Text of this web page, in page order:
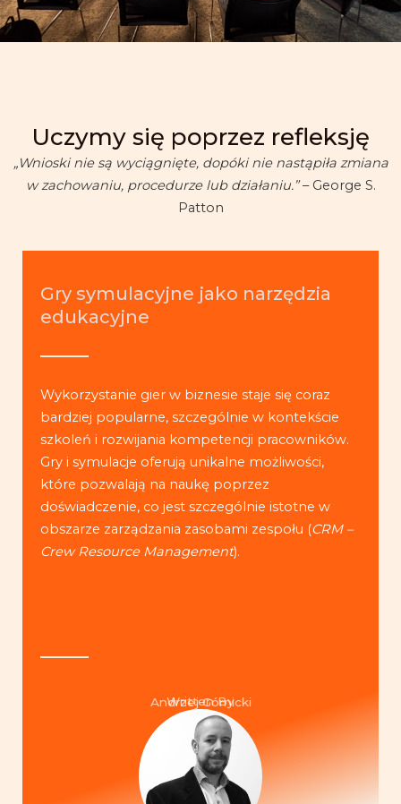
Uczymy się poprzez refleksję
„Wnioski nie są wyciągnięte, dopóki nie nastąpiła zmiana
w zachowaniu, procedurze lub działaniu.”– George S.
Patton
Gry symulacyjne jako narzędzia
edukacyjne
Wykorzystanie gier w biznesie staje się coraz
bardziej popularne, szczególnie w kontekście
szkoleń i rozwijania kompetencji pracowników.
Gry i symulacje oferują unikalne możliwości,
które pozwalają na naukę poprzez
doświadczenie, co jest szczególnie istotne w
obszarze zarządzania zasobami zespołu (CRM –
Crew Resource Management).
Written By
Andrzej Górnicki